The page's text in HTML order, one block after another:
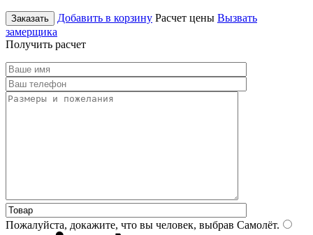
Заказать Добавить в корзину Расчет цены Вызвать
замерщика
Получить расчет
Пожалуйста, докажите, что вы человек, выбрав Самолёт.